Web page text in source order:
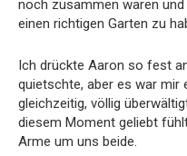
noch zusammen waren
einen richtigen Garten zu
Ich drückte Aaron so fest
quietschte, aber es war mir
gleichzeitig, völlig
diesem Moment geliebt
Arme um uns beide.